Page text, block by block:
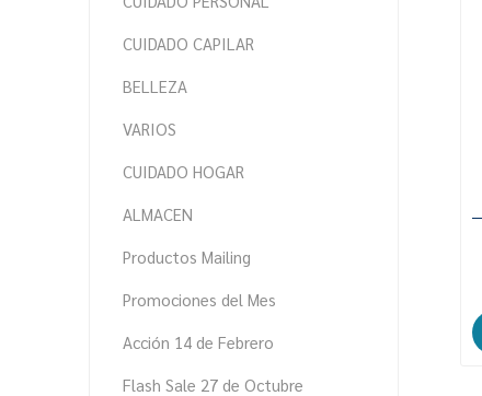
CUIDADO CAPILAR
BELLEZA
VARIOS
CUIDADO HOGAR
ALMACEN
Productos Mailing
Promociones del Mes
Acción 14 de Febrero
Flash Sale 27 de Octubre